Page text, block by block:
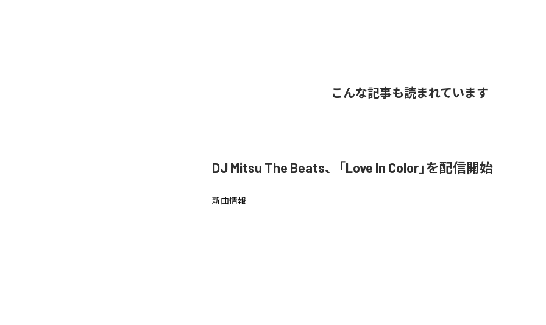
こんな記事も読まれています
DJ Mitsu The Beats、「Love In Color」を配信開始
新曲情報